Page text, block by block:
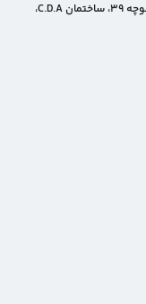
دفتر مرکزی: فارس شیراز، خیابان قصردشت، کوچه 39، ساختمان C.D.A،